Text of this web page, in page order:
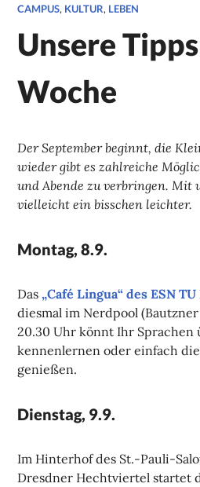
CAMPUS, KULTUR, LEBEN
Unsere
Woche
Der September beginnt, die
wieder gibt es zahlreiche
und Abende zu verbringen. Mit
vielleicht ein bisschen leichter.
Montag, 8.9.
Das„Café Lingua“ des ESN
diesmal im Nerdpool
20.30 Uhr könnt Ihr Sprachen
kennenlernen oder einfach
genießen.
Dienstag, 9.9.
Im Hinterhof des St.-Pauli-
Dresdner Hechtviertel startet